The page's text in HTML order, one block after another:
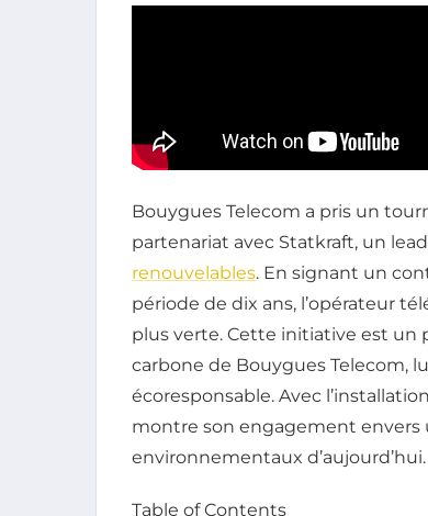
Bouygues Telecom a pris un
partenariat avec Statkraft, un
renouvelables. En signant un
période de dix ans, l’opérateur
plus verte. Cette initiative est un
carbone de Bouygues Telecom,
écoresponsable. Avec
montre son engagement envers
environnementaux d’aujourd’hui.
Table of Contents